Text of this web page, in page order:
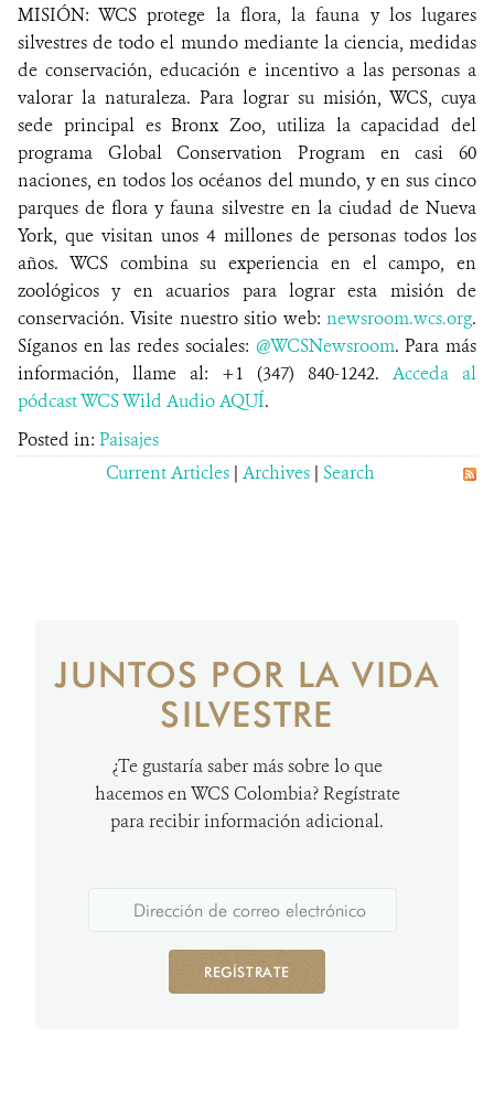
MISIÓN: WCS protege la flora, la fauna y los lugares
silvestres de todo el mundo mediante la ciencia, medidas
de conservación, educación e incentivo a las personas a
valorar la naturaleza. Para lograr su misión, WCS, cuya
sede principal es Bronx Zoo, utiliza la capacidad del
programa Global Conservation Program en casi 60
naciones, en todos los océanos del mundo, y en sus cinco
parques de flora y fauna silvestre en la ciudad de Nueva
York, que visitan unos 4 millones de personas todos los
años. WCS combina su experiencia en el campo, en
zoológicos y en acuarios para lograr esta misión de
conservación. Visite nuestro sitio web: newsroom.wcs.org.
Síganos en las redes sociales: @WCSNewsroom. Para más
información, llame al: +1 (347) 840-1242. Acceda al
pódcast WCS Wild Audio AQUÍ.
Posted in: Paisajes
Current Articles | Archives | Search
JUNTOS POR LA VIDA
SILVESTRE
¿Te gustaría saber más sobre lo que
hacemos en WCS Colombia? Regístrate
para recibir información adicional.
REGÍSTRATE